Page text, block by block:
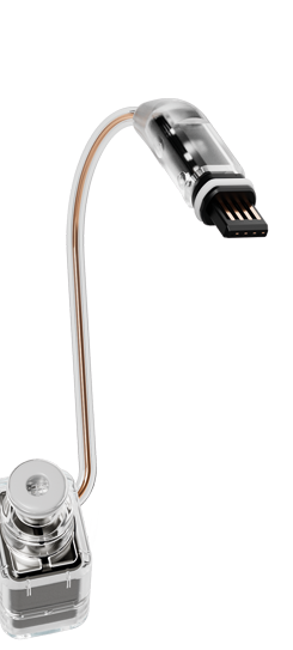
hoorapparatenPhonak Infinio
hoorapparaat van dit moment.